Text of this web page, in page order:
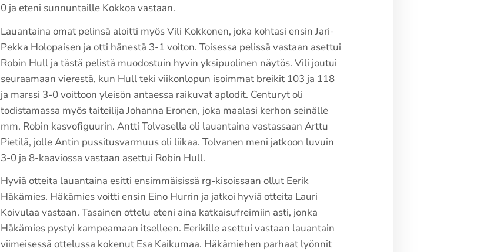
0 ja eteni sunnuntaille Kokkoa vastaan.
Lauantaina omat pelinsä aloitti myös Vili Kokkonen, joka kohtasi ensin Jari-
Pekka Holopaisen ja otti hänestä 3-1 voiton. Toisessa pelissä vastaan asettui
Robin Hull ja tästä pelistä muodostuin hyvin yksipuolinen näytös. Vili joutui
seuraamaan vierestä, kun Hull teki viikonlopun isoimmat breikit 103 ja 118
ja marssi 3-0 voittoon yleisön antaessa raikuvat aplodit. Centuryt oli
todistamassa myös taiteilija Johanna Eronen, joka maalasi kerhon seinälle
mm. Robin kasvofiguurin. Antti Tolvasella oli lauantaina vastassaan Arttu
Pietilä, jolle Antin pussitusvarmuus oli liikaa. Tolvanen meni jatkoon luvuin
3-0 ja 8-kaaviossa vastaan asettui Robin Hull.
Hyviä otteita lauantaina esitti ensimmäisissä rg-kisoissaan ollut Eerik
Häkämies. Häkämies voitti ensin Eino Hurrin ja jatkoi hyviä otteita Lauri
Koivulaa vastaan. Tasainen ottelu eteni aina katkaisufreimiin asti, jonka
Häkämies pystyi kampeamaan itselleen. Eerikille asettui vastaan lauantain
viimeisessä ottelussa kokenut Esa Kaikumaa. Häkämiehen parhaat lyönnit